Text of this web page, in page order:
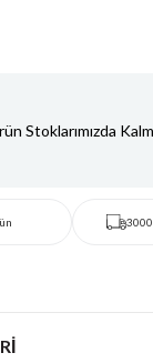
Stoklarımızda